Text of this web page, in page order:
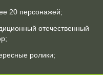
20 персонажей;
отечественный
ролики;